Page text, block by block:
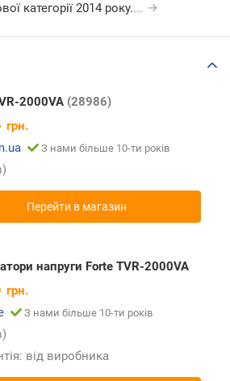
категорії 2014 року....
2000VA (28986)
грн.
З нами більше 10-ти років
Перейти в магазин
напруги Forte TVR-2000VA
грн.
З нами більше 10-ти років
від виробника